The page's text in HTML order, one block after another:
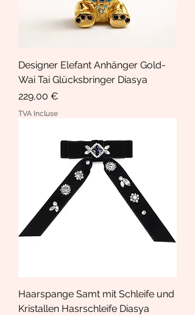
Designer Elefant Anhänger Gold-
Wai Tai Glücksbringer Diasya
Prix
229,00 €
TVA Incluse
Haarspange Samt mit Schleife und
Kristallen Hasrschleife Diasya